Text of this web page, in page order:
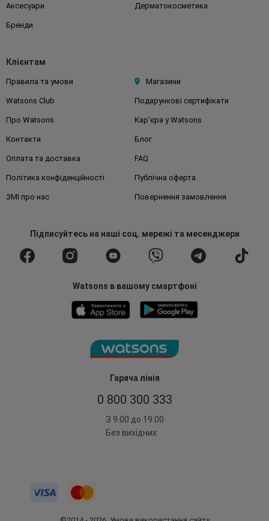
Гаряча лінія
0 800 300 333
З 9:00 до 19:00
Без вихідних
Аксесуари Дерматокосметика
Бренди
Клієнтам
Правила та умови Магазини
Watsons Club Подарункові сертифікати
Про Watsons Кар'єра у Watsons
Контакти Блог
Оплата та доставка FAQ
Політика конфіденційності Публічна оферта
ЗМІ про нас Повернення замовлення
Підписуйтесьна наші соц. мережі та месенджери
Watsons в вашому смартфоні